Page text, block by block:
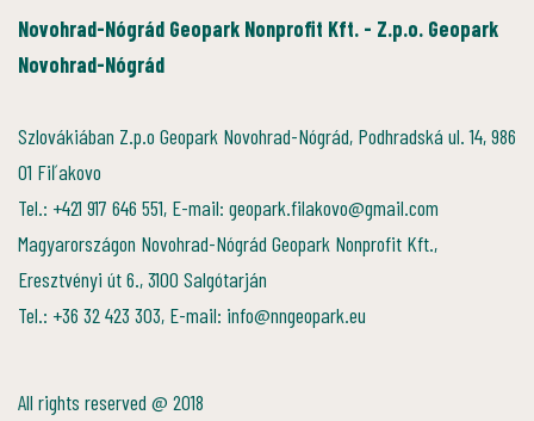
Novohrad-Nógrád Geopark Nonprofit Kft. - Z.p.o. Geopark
Novohrad-Nógrád
Szlovákiában Z.p.o Geopark Novohrad-Nógrád, Podhradská ul. 14, 986
01 Fiľakovo
Tel.: +421 917 646 551, E-mail: geopark.filakovo@gmail.com
Magyarországon Novohrad-Nógrád Geopark Nonprofit Kft.,
Eresztvényi út 6., 3100 Salgótarján
Tel.: +36 32 423 303, E-mail: info@nngeopark.eu
All rights reserved @ 2018